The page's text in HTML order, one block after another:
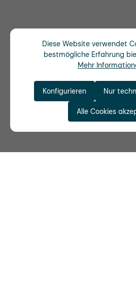
Diese Website verwendet
bestmögliche Erfahrung
Mehr
Nur
Konfigurieren
Alle Cookies